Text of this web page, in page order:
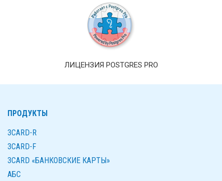
ЛИЦЕНЗИЯ POSTGRES PRO
ПРОДУКТЫ
3CARD-R
3CARD-F
3CARD «БАНКОВСКИЕ КАРТЫ»
AБС